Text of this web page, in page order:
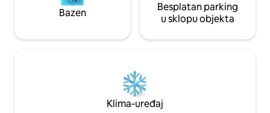
Bazen
Besplatan parking
u sklopu objekta
Klima-uređaj